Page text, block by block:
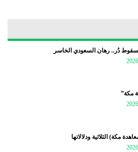
دُر.. رهان السعودي الخاسر
مكة”
مكة) الثلاثية ودلالاتها